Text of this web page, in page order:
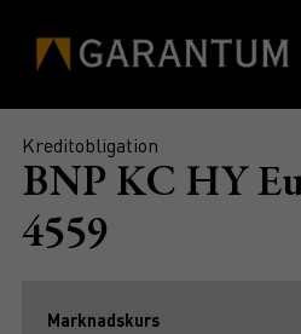
Kreditobligation
BNP KC HY
4559
Marknadskurs